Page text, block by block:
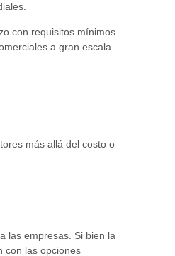
con requisitos mínimos
a gran escala
más allá del costo o
las empresas. Si bien la
con las opciones